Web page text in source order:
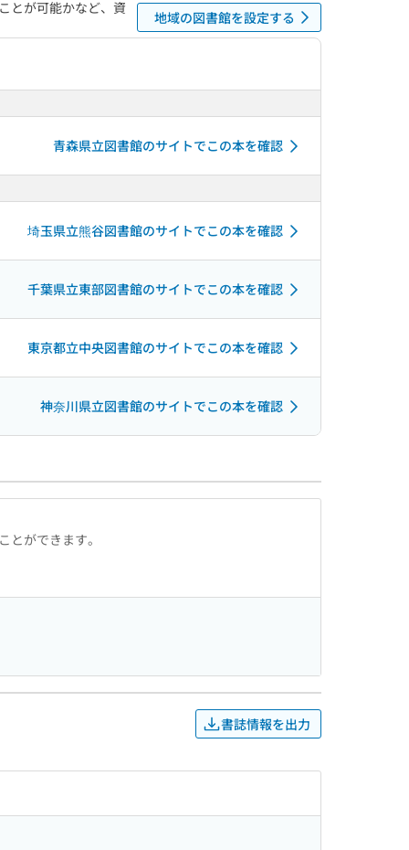
とが可能かなど、資
地域の図書館を設定する
青森県立図書館のサイトでこの本を確認
埼玉県立熊谷図書館のサイトでこの本を確認
千葉県立東部図書館のサイトでこの本を確認
東京都立中央図書館のサイトでこの本を確認
神奈川県立図書館のサイトでこの本を確認
ができます。
書誌情報を出力